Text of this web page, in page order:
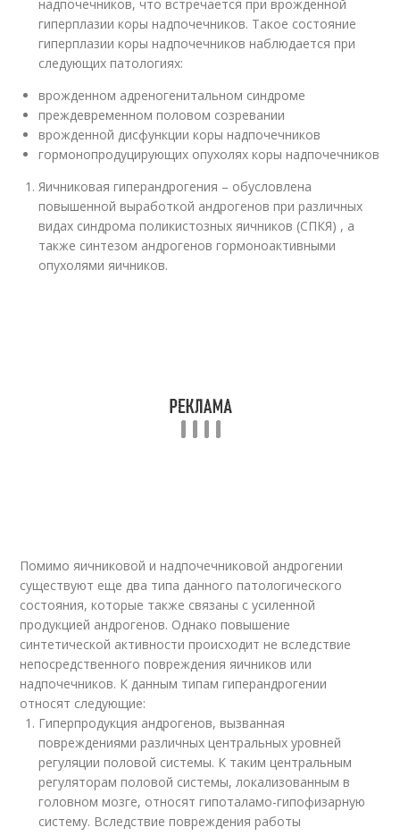
надпочечников, что встречается при врожденной
гиперплазии коры надпочечников. Такое состояние
гиперплазии коры надпочечников наблюдается при
следующих патологиях:
врожденном адреногенитальном синдроме
преждевременном половом созревании
врожденной дисфункции коры надпочечников
гормонопродуцирующих опухолях коры надпочечников
Яичниковая гиперандрогения – обусловлена
повышенной выработкой андрогенов при различных
видах синдрома поликистозных яичников (СПКЯ) , а
также синтезом андрогенов гормоноактивными
опухолями яичников.
Помимо яичниковой и надпочечниковой андрогении
существуют еще два типа данного патологического
состояния, которые также связаны с усиленной
продукцией андрогенов. Однако повышение
синтетической активности происходит не вследствие
непосредственного повреждения яичников или
надпочечников. К данным типам гиперандрогении
относят следующие:
Гиперпродукция андрогенов, вызванная
повреждениями различных центральных уровней
регуляции половой системы. К таким центральным
регуляторам половой системы, локализованным в
головном мозге, относят гипоталамо-гипофизарную
систему. Вследствие повреждения работы